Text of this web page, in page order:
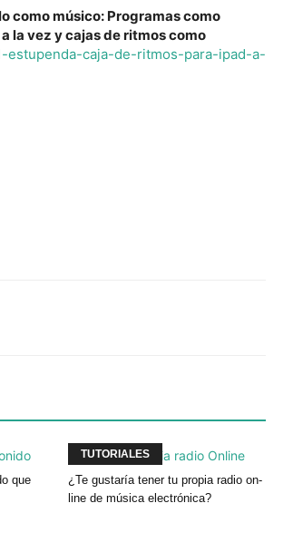
como músico: Programas como
la vez y cajas de ritmos como
estupenda-caja-de-ritmos-para-ipad-a-
que
TUTORIALES
¿Te gustaría tener tu propia radio on-
line de música electrónica?